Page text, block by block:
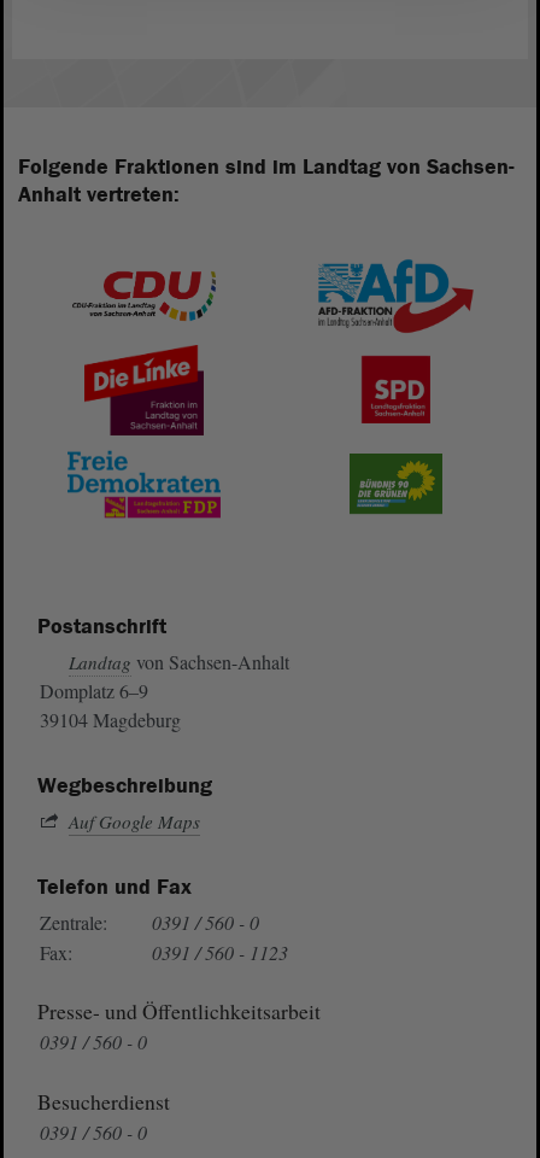
Folgende Fraktionen sind im Landtag von Sachsen-
Anhalt vertreten:
Postanschrift
Landtag von Sachsen-Anhalt
Domplatz 6–9
39104 Magdeburg
Wegbeschreibung
Auf Google Maps
Telefon und Fax
Zentrale:
0391 / 560 - 0
Fax:
0391 / 560 - 1123
Presse- und Öffentlichkeitsarbeit
0391 / 560 - 0
Besucherdienst
0391 / 560 - 0